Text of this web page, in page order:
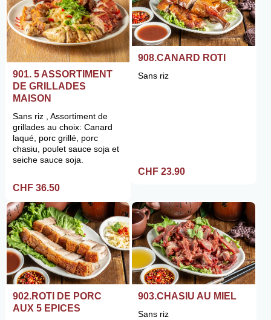
901. 5 ASSORTIMENT
DE GRILLADES
MAISON
Sans riz , Assortiment de
grillades au choix: Canard
laqué, porc grillé, porc
chasiu, poulet sauce soja et
seiche sauce soja.
CHF 36.50
908.CANARD ROTI
Sans riz
CHF 23.90
902.ROTI DE PORC
AUX 5 EPICES
903.CHASIU AU MIEL
Sans riz